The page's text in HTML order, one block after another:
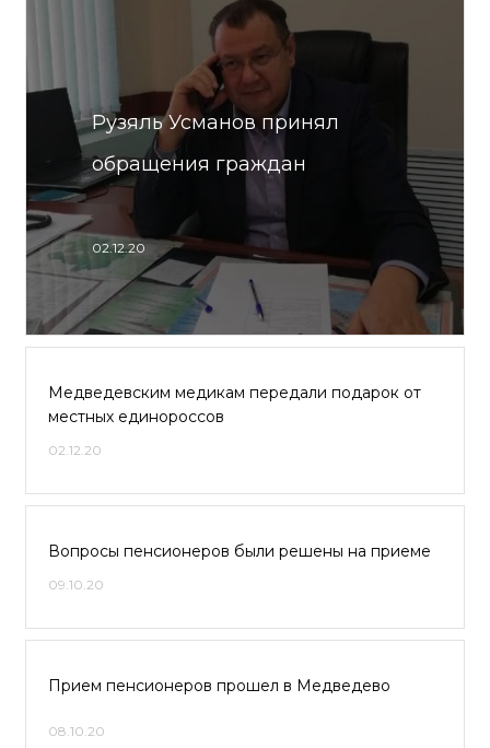
Рузяль Усманов принял
обращения граждан
02.12.20
Медведевским медикам передали подарок от
местных единороссов
02.12.20
Вопросы пенсионеров были решены на приеме
09.10.20
Прием пенсионеров прошел в Медведево
08.10.20